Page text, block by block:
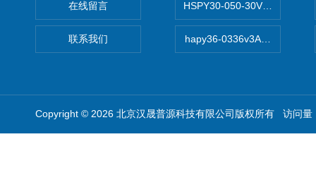
在线留言
联系我们
HSPY30-050-30V/-05A可调
hapy36-0336v3A高精度小型
Copyright © 2026 北京汉晟普源科技有限公司版权所有 访问量